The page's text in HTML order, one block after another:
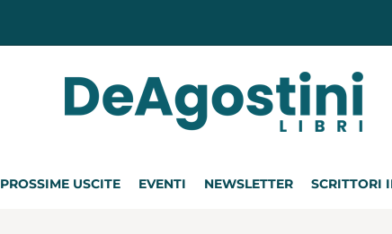
PROSSIME USCITE EVENTI NEWSLETTER SCRITTORI